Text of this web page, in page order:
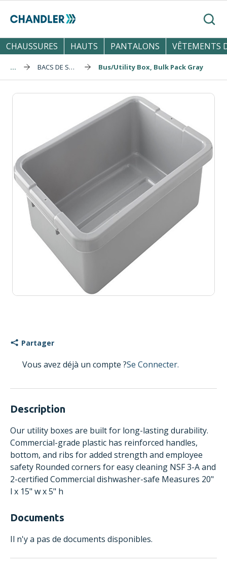
Skip to main content
CHAUSSURES
HAUTS PANTALONS VÊTEMENTS
... BACS DE STOCKAGE Bus/Utility Box, Bulk Pack Gray
Partager
Vous avez déjà un compte ?Se Connecter.
Description
Our utility boxes are built for long-lasting durability.
Commercial-grade plastic has reinforced handles,
bottom, and ribs for added strength and employee
safety Rounded corners for easy cleaning NSF 3-A and
2-certified Commercial dishwasher-safe Measures 20"
l x 15" w x 5" h
Documents
Il n'y a pas de documents disponibles.